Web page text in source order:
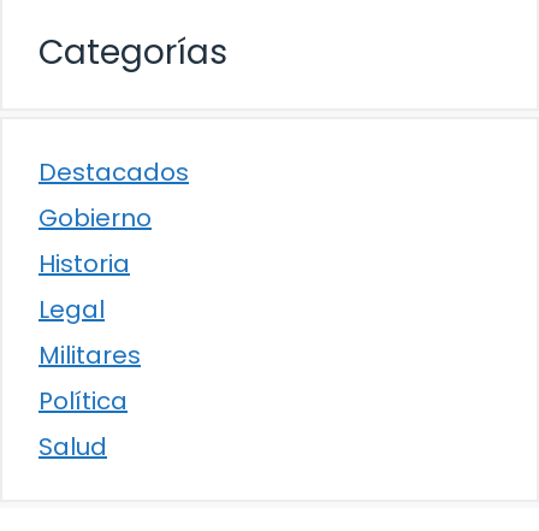
Categorías
Destacados
Gobierno
Historia
Legal
Militares
Política
Salud